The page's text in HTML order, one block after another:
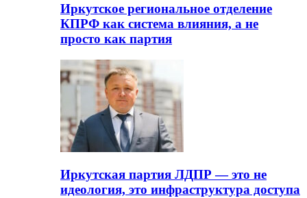
Иркутское региональное отделение
КПРФ как система влияния, а не
просто как партия
Иркутская партия ЛДПР — это не
идеология, это инфраструктура доступа